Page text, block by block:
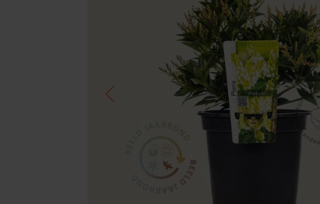
Klimplanten
Leibomen